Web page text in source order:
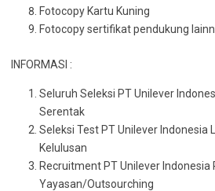
Fotocopy Kartu Kuning
Fotocopy sertifikat pendukung
INFORMASI :
Seluruh Seleksi PT Unilever
Serentak
Seleksi Test PT Unilever Indonesia
Kelulusan
Recruitment PT Unilever Indonesia
Yayasan/Outsourching